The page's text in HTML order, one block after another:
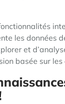
les données
et
basée sur les